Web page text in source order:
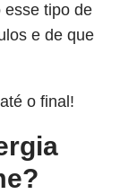
esse tipo de
e de que
o final!